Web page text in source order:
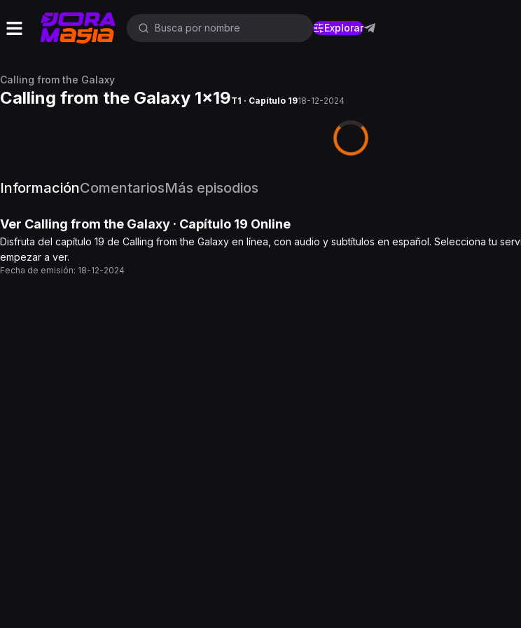
Explorar
Calling from the Galaxy
Calling from the Galaxy 1x19T1 · Capítulo 1918-12-2024
InformaciónComentariosMás episodios
Ver Calling from the Galaxy · Capítulo 19 Online
Disfruta del capítulo 19 de Calling from the Galaxy en línea, con audio y subtítulos en español. Selecciona tu
empezar a ver.
Fecha de emisión: 18-12-2024